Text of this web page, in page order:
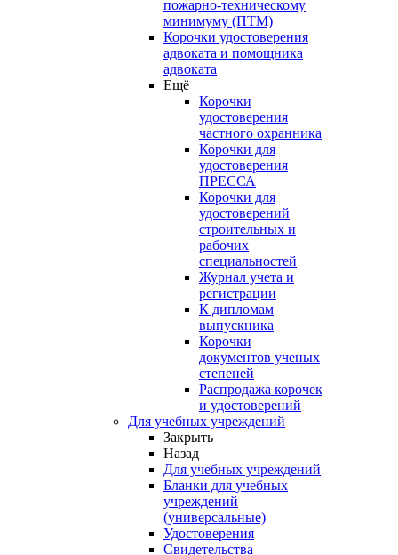
пожарно-техническому
минимуму (ПТМ)
Корочки удостоверения
адвоката и помощника
адвоката
Ещё
Корочки
удостоверения
частного охранника
Корочки для
удостоверения
ПРЕССА
Корочки для
удостоверений
строительных и
рабочих
специальностей
Журнал учета и
регистрации
К дипломам
выпускника
Корочки
документов ученых
степеней
Распродажа корочек
и удостоверений
Для учебных учреждений
Закрыть
Назад
Для учебных учреждений
Бланки для учебных
учреждений
(универсальные)
Удостоверения
Свидетельства